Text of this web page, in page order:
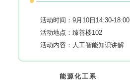
活动时间：9月10日14:30-18:00
活动地点：臻善楼102
活动内容：人工智能知识讲解
能源化工系